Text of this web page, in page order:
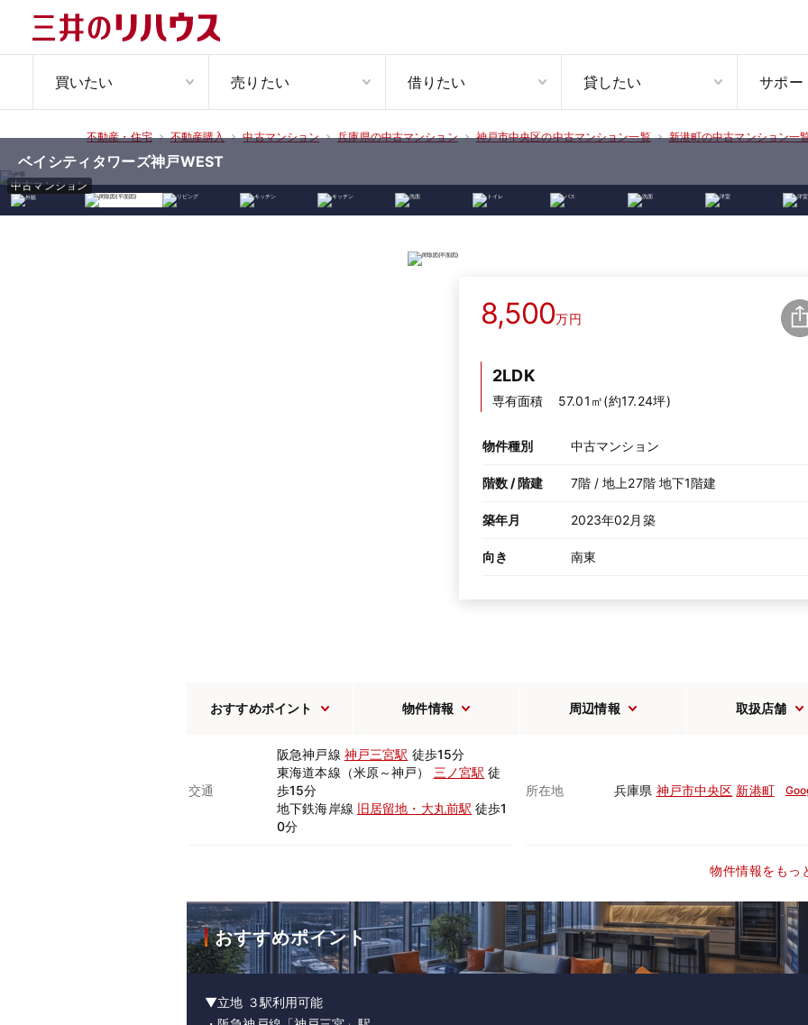
買いたい 売りたい 借りたい 貸したい サポー
不動産・住宅 不動産購入 中古マンション 兵庫県の中古マンション 神戸市中央区の中古マンション一覧 新港町の中古マンション一
中古マンション
ベイシティタワーズ神戸WEST
8,500万円
2LDK
専有面積 57.01㎡(約17.24坪)
物件種別 中古マンション
階数 / 階建 7階 / 地上27階 地下1階建
築年月 2023年02月築
向き 南東
おすすめポイント 物件情報 周辺情報 取扱店舗
交通
阪急神戸線 神戸三宮駅 徒歩15分
東海道本線（米原～神戸） 三ノ宮駅 徒
歩15分
地下鉄海岸線 旧居留地・大丸前駅 徒歩1
0分
所在地 兵庫県 神戸市中央区 新港町
物件情報をもっ
おすすめポイント
▼立地 ３駅利用可能